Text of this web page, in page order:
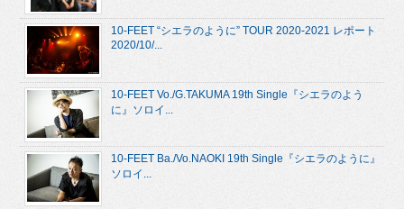
10-FEET “シエラのように” TOUR 2020-2021 レポート
2020/10/...
10-FEET Vo./G.TAKUMA 19th Single『シエラのよう
に』ソロイ...
10-FEET Ba./Vo.NAOKI 19th Single『シエラのように』
ソロイ...